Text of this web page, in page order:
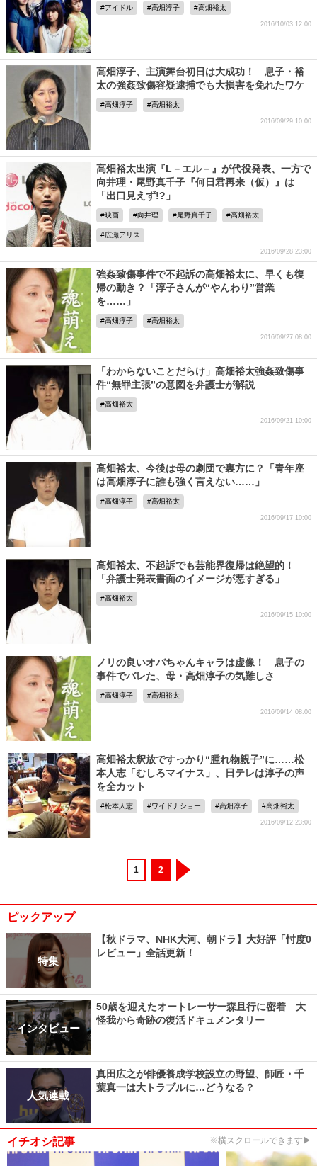
アイドル 高畑淳子 高畑裕太
2016/10/03 12:00
高畑淳子、主演舞台初日は大成功！ 息子・裕
太の強姦致傷容疑逮捕でも大損害を免れたワケ
高畑淳子 高畑裕太
2016/09/29 10:00
高畑裕太出演『L－エル－』が代役発表、一方で
向井理・尾野真千子『何日君再来（仮）』は
「出口見えず!?」
映画 向井理 尾野真千子 高畑裕太
広瀬アリス
2016/09/28 23:00
強姦致傷事件で不起訴の高畑裕太に、早くも復
帰の動き？「淳子さんが“やんわり”営業
を……」
高畑淳子 高畑裕太
2016/09/27 08:00
「わからないことだらけ」高畑裕太強姦致傷事
件“無罪主張”の意図を弁護士が解説
高畑裕太
2016/09/21 10:00
高畑裕太、今後は母の劇団で裏方に？「青年座
は高畑淳子に誰も強く言えない……」
高畑淳子 高畑裕太
2016/09/17 10:00
高畑裕太、不起訴でも芸能界復帰は絶望的！
「弁護士発表書面のイメージが悪すぎる」
高畑裕太
2016/09/15 10:00
ノリの良いオバちゃんキャラは虚像！ 息子の
事件でバレた、母・高畑淳子の気難しさ
高畑淳子 高畑裕太
2016/09/14 08:00
高畑裕太釈放ですっかり“腫れ物親子”に……松
本人志「むしろマイナス」、日テレは淳子の声
を全カット
松本人志 ワイドナショー 高畑淳子 高畑裕太
2016/09/12 23:00
1 2
ピックアップ
特集
【秋ドラマ、NHK大河、朝ドラ】大好評「忖度0
レビュー」全話更新！
インタビュー
50歳を迎えたオートレーサー森且行に密着 大
怪我から奇跡の復活ドキュメンタリー
人気連載
真田広之が俳優養成学校設立の野望、師匠・千
葉真一は大トラブルに…どうなる？
イチオシ記事 ※横スクロールできます▶